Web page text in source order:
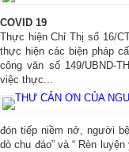
COVID 19
Thực hiện Chỉ Thị số 16/
thực hiện các biện pháp
công văn số 149/UBND-
việc thực...
đón tiếp niềm nở, người
dò chu đáo” và “ Rèn